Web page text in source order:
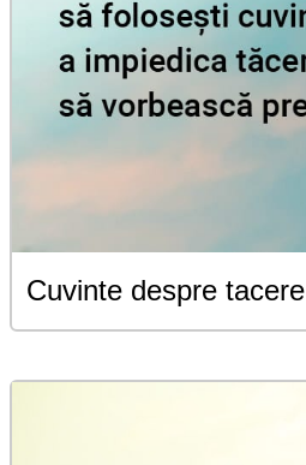
Cuvinte despre tacere